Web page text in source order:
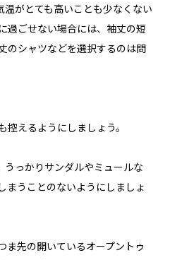
がとても高いことも少なくない
過ごせない場合には、袖丈の短
のシャツなどを選択するのは問
控えるようにしましょう。
っかりサンダルやミュールな
まうことのないようにしましょ
ま先の開いているオープントゥ